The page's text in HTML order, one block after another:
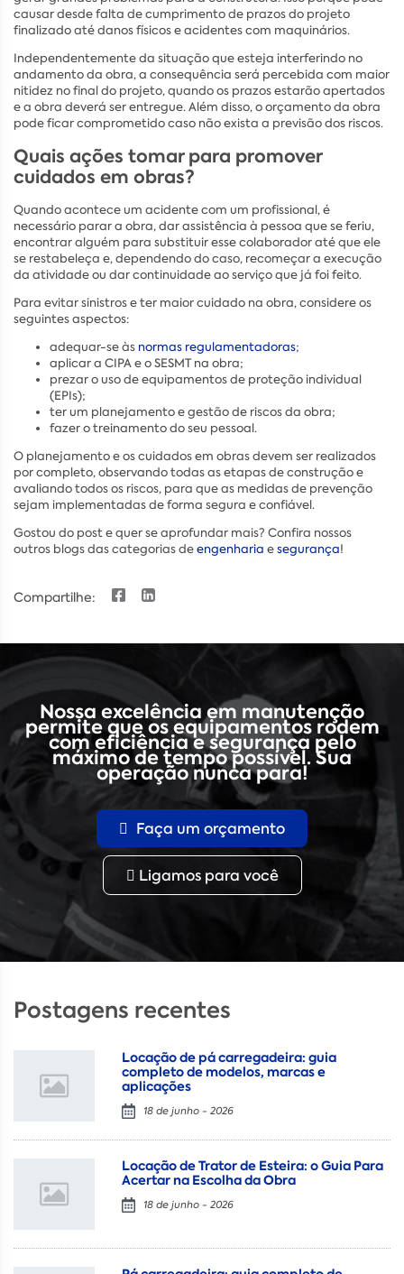
causar desde falta de cumprimento de prazos do projeto
finalizado até danos físicos e acidentes com maquinários.
Independentemente da situação que esteja interferindo no
andamento da obra, a consequência será percebida com maior
nitidez no final do projeto, quando os prazos estarão apertados
e a obra deverá ser entregue. Além disso, o orçamento da obra
pode ficar comprometido caso não exista a previsão dos riscos.
Quais ações tomar para promover
cuidados em obras?
Quando acontece um acidente com um profissional, é
necessário parar a obra, dar assistência à pessoa que se feriu,
encontrar alguém para substituir esse colaborador até que ele
se restabeleça e, dependendo do caso, recomeçar a execução
da atividade ou dar continuidade ao serviço que já foi feito.
Para evitar sinistros e ter maior cuidado na obra, considere os
seguintes aspectos:
adequar-se às normas regulamentadoras;
aplicar a CIPA e o SESMT na obra;
prezar o uso de equipamentos de proteção individual
(EPIs);
ter um planejamento e gestão de riscos da obra;
fazer o treinamento do seu pessoal.
O planejamento e os cuidados em obras devem ser realizados
por completo, observando todas as etapas de construção e
avaliando todos os riscos, para que as medidas de prevenção
sejam implementadas de forma segura e confiável.
Gostou do post e quer se aprofundar mais? Confira nossos
outros blogs das categorias deengenharia esegurança!
Compartilhe:
Nossa excelência em manutenção
permite que os equipamentos rodem
com eficiência e segurança pelo
máximo de tempo possível. Sua
operação nunca para!
Faça um orçamento
Ligamos para você
Postagens recentes
Locação de pá carregadeira: guia
completo de modelos, marcas e
aplicações
18 de junho - 2026
Locação de Trator de Esteira: o Guia Para
Acertar na Escolha da Obra
18 de junho - 2026